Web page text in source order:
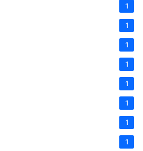
1
1
1
1
1
1
1
1